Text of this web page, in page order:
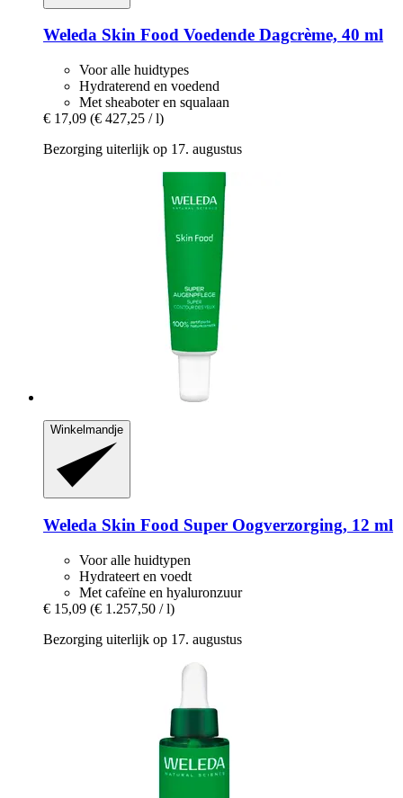
Weleda Skin Food Voedende Dagcrème, 40 ml
Voor alle huidtypes
Hydraterend en voedend
Met sheaboter en squalaan
€ 17,09 (€ 427,25 / l)
Bezorging uiterlijk op 17. augustus
Winkelmandje
Weleda Skin Food Super Oogverzorging, 12 ml
Voor alle huidtypen
Hydrateert en voedt
Met cafeïne en hyaluronzuur
€ 15,09 (€ 1.257,50 / l)
Bezorging uiterlijk op 17. augustus